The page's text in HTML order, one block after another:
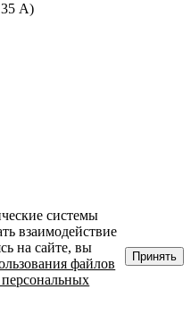
А)
системы
взаимодействие
на сайте, вы
файлов
Принять